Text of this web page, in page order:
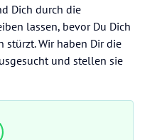
Dich durch die
lassen, bevor Du Dich
stürzt. Wir haben Dir die
und stellen sie